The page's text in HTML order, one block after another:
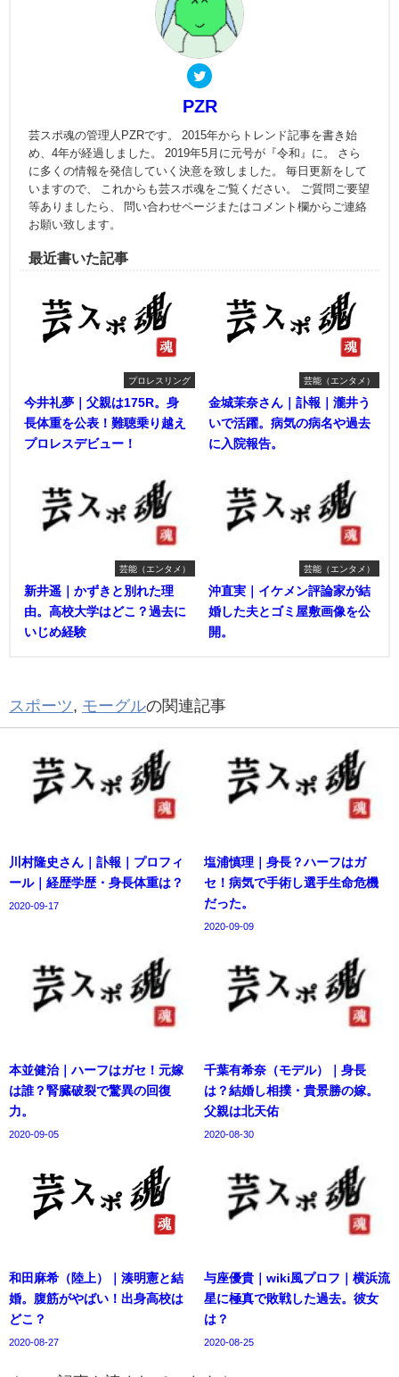
PZR
芸スポ魂の管理人PZRです。 2015年からトレンド記事を書き始
め、4年が経過しました。 2019年5月に元号が『令和』に。 さら
に多くの情報を発信していく決意を致しました。 毎日更新をして
いますので、 これからも芸スポ魂をご覧ください。 ご質問ご要望
等ありましたら、 問い合わせページまたはコメント欄からご連絡
お願い致します。
最近書いた記事
プロレスリング
今井礼夢｜父親は175R。身
長体重を公表！難聴乗り越え
プロレスデビュー！
芸能（エンタメ）
金城茉奈さん｜訃報｜瀧井う
いで活躍。病気の病名や過去
に入院報告。
芸能（エンタメ）
新井遥｜かずきと別れた理
由。高校大学はどこ？過去に
いじめ経験
芸能（エンタメ）
沖直実｜イケメン評論家が結
婚した夫とゴミ屋敷画像を公
開。
スポーツ, モーグルの関連記事
川村隆史さん｜訃報｜プロフィ
ール｜経歴学歴・身長体重は？
2020-09-17
塩浦慎理｜身長？ハーフはガ
セ！病気で手術し選手生命危機
だった。
2020-09-09
本並健治｜ハーフはガセ！元嫁
は誰？腎臓破裂で驚異の回復
力。
2020-09-05
千葉有希奈（モデル）｜身長
は？結婚し相撲・貴景勝の嫁。
父親は北天佑
2020-08-30
和田麻希（陸上）｜湊明憲と結
婚。腹筋がやばい！出身高校は
どこ？
2020-08-27
与座優貴｜wiki風プロフ｜横浜流
星に極真で敗戦した過去。彼女
は？
2020-08-25